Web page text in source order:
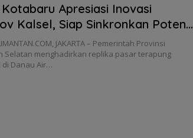
Apresiasi Inovasi
Kalsel, Siap Sinkronkan Potensi
JAKARTA – Pemerintah Provinsi
Selatan menghadirkan replika pasar terapung
Danau Air…